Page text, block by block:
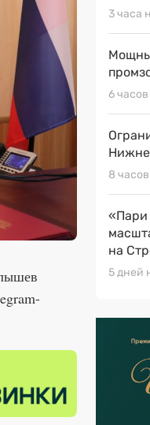
3 часа
6
8
«Пари
на
5 дней